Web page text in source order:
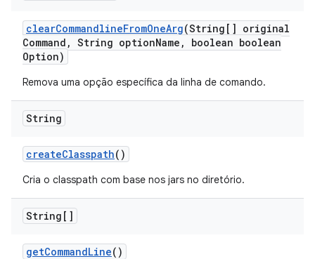
clearCommandlineFromOneArg(String[] original
Command , String optionName ,
boolean boolean
Option)
Remova uma opção específica da linha de comando.
String
createClasspath()
Cria o classpath com base nos jars no diretório.
String[]
getCommandLine()